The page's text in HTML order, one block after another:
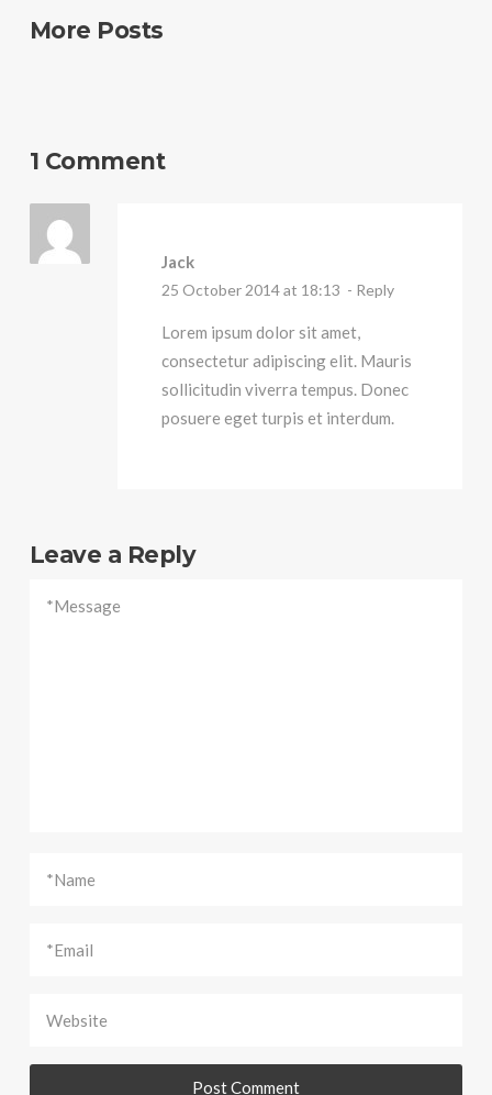
More Posts
1 Comment
Jack
25 October 2014 at 18:13 - Reply
Lorem ipsum dolor sit amet,
consectetur adipiscing elit. Mauris
sollicitudin viverra tempus. Donec
posuere eget turpis et interdum.
Leave a Reply